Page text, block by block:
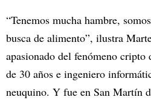
“Tenemos mucha hambre,
busca de alimento”, ilustra
apasionado del fenómeno cripto
de 30 años e ingeniero
neuquino. Y fue en San Martín